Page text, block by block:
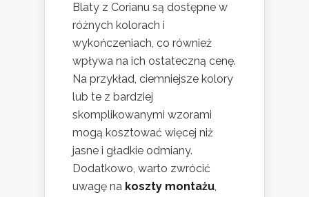
Blaty z Corianu są dostępne w
różnych kolorach i
wykończeniach, co również
wpływa na ich ostateczną cenę.
Na przykład, ciemniejsze kolory
lub te z bardziej
skomplikowanymi wzorami
mogą kosztować więcej niż
jasne i gładkie odmiany.
Dodatkowo, warto zwrócić
uwagę na koszty montażu,